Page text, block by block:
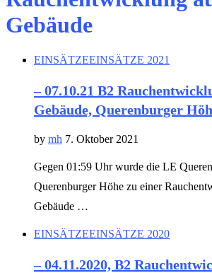
Gebäude
EINSÄTZEEINSÄTZE 2021
– 07.10.21 B2
Gebäude, Querenburger
by mh 7. Oktober 2021
Gegen 01:59 Uhr wurde die LE
Querenburger Höhe zu einer
Gebäude …
EINSÄTZEEINSÄTZE 2020
– 04.11.2020, B2